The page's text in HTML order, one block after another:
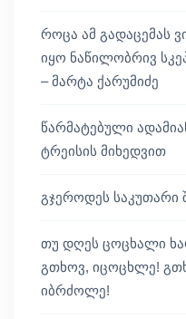
როცა ამ გადაცემას
იყო ნაწილობრივ
– მარტა ქარუმიძე
წარმატებული
ტრეისის მიხედვით
გჯეროდეს საკუთარი
თუ დღეს ცოცხალი
გთხოვ, იცოცხლე!
იბრძოლე!